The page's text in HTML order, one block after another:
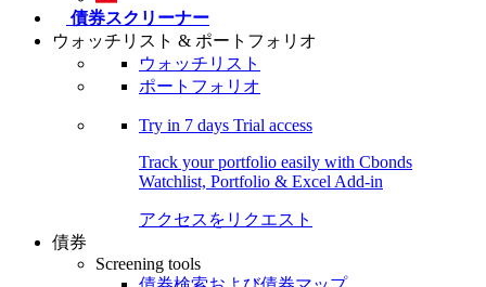
債券スクリーナー
ウォッチリスト & ポートフォリオ
ウォッチリスト
ポートフォリオ
Try in 7 days Trial access
Track your portfolio easily with Cbonds
Watchlist, Portfolio & Excel Add-in
アクセスをリクエスト
債券
Screening tools